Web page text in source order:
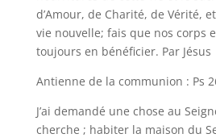
d’Amour, de Charité, de Vérité,
vie nouvelle; fais que nos corps
toujours en bénéficier. Par Jésus
Antienne de la communion : Ps
J’ai demandé une chose au
cherche ; habiter la maison du